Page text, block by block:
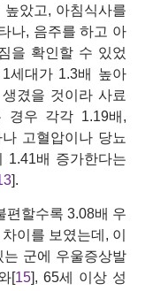
았고, 아침식사를
나, 음주를 하고 아
을 확인할 수 있었
세대가 1.3배 높아
겼을 것이라 사료
경우 각각 1.19배,
고혈압이나 당뇨
1.41배 증가한다는
].
편할수록 3.08배 우
이를 보였는데, 이
군에 우울증상발
[15], 65세 이상 성